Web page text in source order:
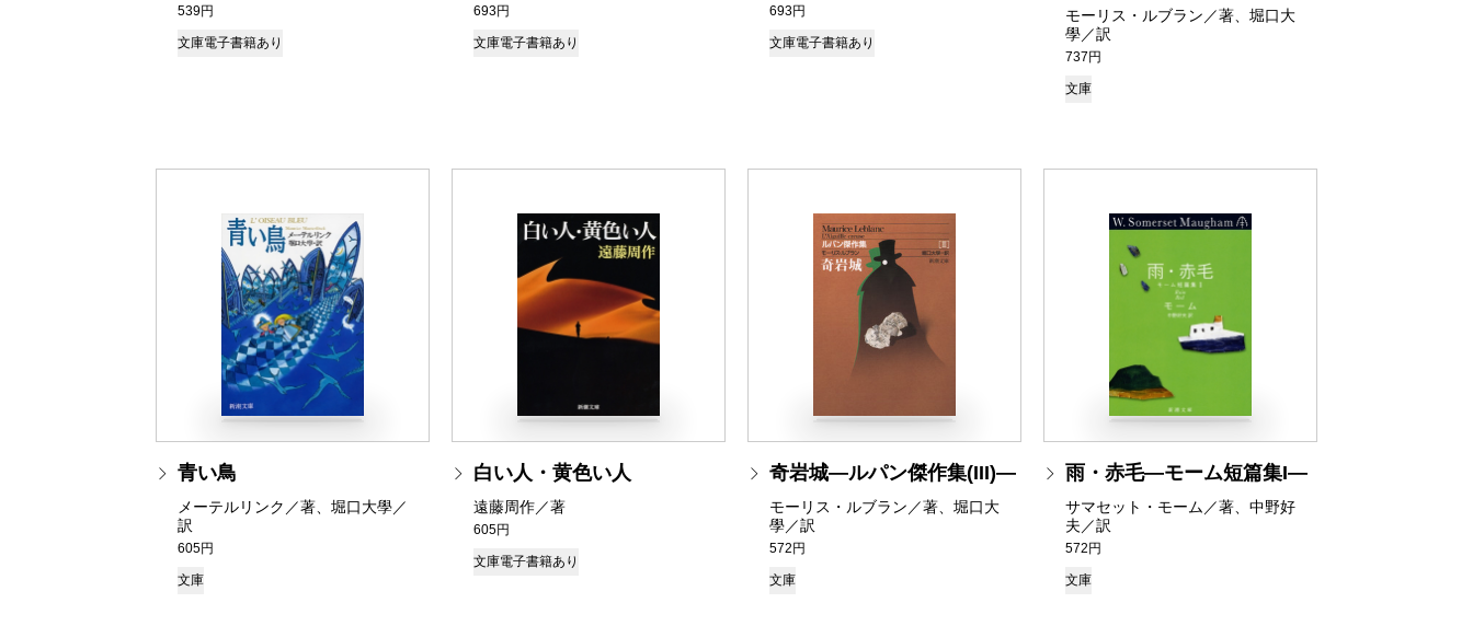
539円
文庫電子書籍あり
693円
文庫電子書籍あり
693円
文庫電子書籍あり
モーリス・ルブラン／著、堀口大
學／訳
737円
文庫
青い鳥
メーテルリンク／著、堀口大學／
訳
605円
文庫
白い人・黄色い人
遠藤周作／著
605円
文庫電子書籍あり
奇岩城―ルパン傑作集(III)―
モーリス・ルブラン／著、堀口大
學／訳
572円
文庫
雨・赤毛―モーム短篇集I―
サマセット・モーム／著、中野好
夫／訳
572円
文庫